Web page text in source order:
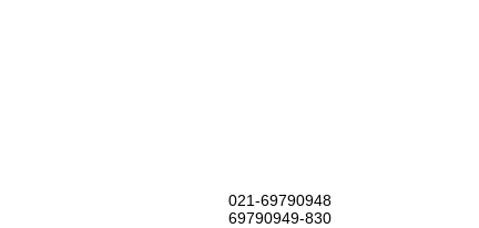
021-69790948
69790949-830